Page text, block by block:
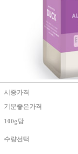
시중가격
기분좋은가격
100g당
수량선택